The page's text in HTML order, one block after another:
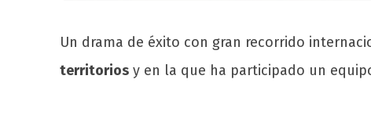
Un drama de éxito con gran recorrido
territorios y en la que ha participado un